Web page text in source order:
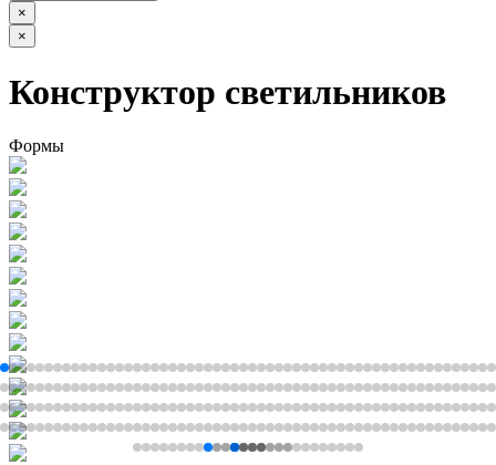
×
×
Конструктор светильников
Формы